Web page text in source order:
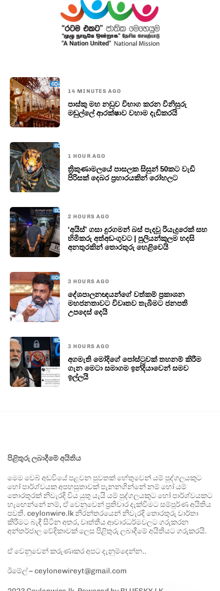
14 MINUTES AGO
පාස්කු මහ නඩුව විභාග කරන විනි­සුරු
මඬුල්ලේ ආර­ක්ෂාව වහාම දැඩිකරයි
1 HOUR AGO
ත්‍රිකුණාමලයේ පාසලක සිසුන් 50කට වැඩි
පිරිසක් දෙබර ප්‍රහාරයකින් රෝහලට
2 HOURS AGO
‘අයිස්’ ගසා දුරගමන් බස් පැදවූ රියැදුරෙක් සහ
හිමිකරු අත්අඩංගුවට | පුලියන්කුලම හදසි
අනතුරකින් තොරතුරු හෙළිවෙයි
3 HOURS AGO
දේශපාලනඥයන්ගේ වත්කම් ප්‍රකාශන
මහජනතාවට විවෘතව තැබීමට ජනපති
උපදෙස් දෙයි
3 HOURS AGO
අගමැති මෝදිගේ පෝස්ටුවක් තහනම් කිරීම
ගැන මෙටා සමාගම ඉන්දියාවෙන් සමව
ඉල්ලයි
පිළිතුරු ලබාදීමේ අයිතිය
මෙම වෙබ් අඩවියේ පළවන පුවතක් හේතුවෙන් යම් පුද්ගලයකුට
හෝ පාර්ශ්වයක අපහසුතාවක් පැනනගින්නේ නම් හෝ යම්
තොරතුරක් නිවැරදි විය යුතු යැයි යම් පුද්ගලයකුට හෝ පාර්ශ්වයකට
හැඟෙන්නේ නම්, ඒ වෙනුවෙන් ප්‍රතිචාර දැක්වීමට සම්පූර්ණ අයිතිය
පවතී. ceylonwire.lk නිරන්තරයෙන් නිවැරදි තොරතුරු වාර්තා
කිරීමට බැඳී සිටින අතර, වෘත්තීය ආචාරධර්මවලට ගරුකරන
අන්තර්ජාල වේදිකාවක් ලෙස පිළිතුරු ලබාදීමේ අයිතියට ගරුකරයි.
ඒ වෙනුවෙන් කරුණාකර අපට දැනුම්දෙන්න..
ඊමේල් – ceylonewireyt@gmail.com